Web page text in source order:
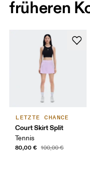
früheren
LETZTE CHANCE
Court Skirt Split
Tennis
80,00 € 100,00 €